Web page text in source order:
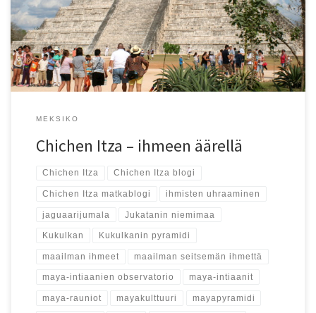
maagista. Tajuntaan iskee ymmärrys siitä, ettei tätä paikkaa
esittäviä kuvia voi enää koskaan katsoa samalla tavalla kuin ennen.
MEKSIKO
Chichen Itza – ihmeen äärellä
Chichen Itza Chichen Itza blogi
Chichen Itza matkablogi ihmisten uhraaminen
jaguaarijumala Jukatanin niemimaa
Kukulkan Kukulkanin pyramidi
maailman ihmeet maailman seitsemän ihmettä
maya-intiaanien observatorio maya-intiaanit
maya-rauniot mayakulttuuri mayapyramidi